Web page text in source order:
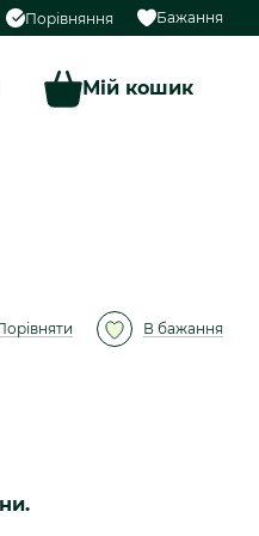
Порівняння Бажання
Мій кошик
В бажання